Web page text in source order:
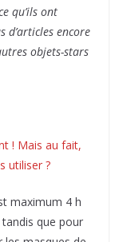
qu’ils ont
d’articles encore
objets-stars
! Mais au fait,
utiliser ?
maximum 4 h
que pour